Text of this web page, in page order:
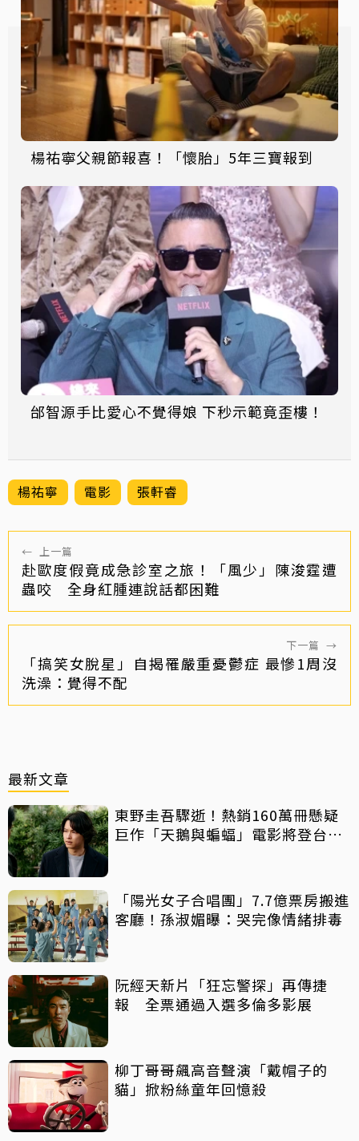
楊祐寧父親節報喜！「懷胎」5年三寶報到
邰智源手比愛心不覺得娘 下秒示範竟歪樓！
楊祐寧 電影 張軒睿
← 上一篇
赴歐度假竟成急診室之旅！「風少」陳浚霆遭
蟲咬 全身紅腫連說話都困難
下一篇 →
「搞笑女脫星」自揭罹嚴重憂鬱症 最慘1周沒
洗澡：覺得不配
最新文章
東野圭吾驟逝！熱銷160萬冊懸疑
巨作「天鵝與蝙蝠」電影將登台上
「陽光女子合唱團」7.7億票房搬進
客廳！孫淑媚曝：哭完像情緒排毒
阮經天新片「狂忘警探」再傳捷
報 全票通過入選多倫多影展
柳丁哥哥飆高音聲演「戴帽子的
貓」掀粉絲童年回憶殺